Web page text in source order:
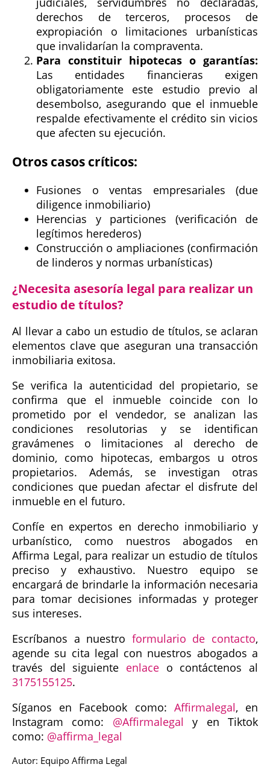
derechos de terceros, procesos de
expropiación o limitaciones urbanísticas
que invalidarían la compraventa.
Para constituir hipotecas o garantías:
Las entidades financieras exigen
obligatoriamente este estudio previo al
desembolso, asegurando que el inmueble
respalde efectivamente el crédito sin vicios
que afecten su ejecución.
Otros casos críticos:
Fusiones o ventas empresariales (due
diligence inmobiliario)
Herencias y particiones (verificación de
legítimos herederos)
Construcción o ampliaciones (confirmación
de linderos y normas urbanísticas)
¿Necesita asesoría legal para realizar un
estudio de títulos?
Al llevar a cabo un estudio de títulos, se aclaran
elementos clave que aseguran una transacción
inmobiliaria exitosa.
Se verifica la autenticidad del propietario, se
confirma que el inmueble coincide con lo
prometido por el vendedor, se analizan las
condiciones resolutorias y se identifican
gravámenes o limitaciones al derecho de
dominio, como hipotecas, embargos u otros
propietarios. Además, se investigan otras
condiciones que puedan afectar el disfrute del
inmueble en el futuro.
Confíe en expertos en derecho inmobiliario y
urbanístico, como nuestros abogados en
Affirma Legal, para realizar un estudio de títulos
preciso y exhaustivo. Nuestro equipo se
encargará de brindarle la información necesaria
para tomar decisiones informadas y proteger
sus intereses.
Escríbanos a nuestro formulario de contacto,
agende su cita legal con nuestros abogados a
través del siguiente enlace o contáctenos al
3175155125.
Síganos en Facebook como: Affirmalegal, en
Instagram como: @Affirmalegal y en Tiktok
como: @affirma_legal
Autor: Equipo Affirma Legal